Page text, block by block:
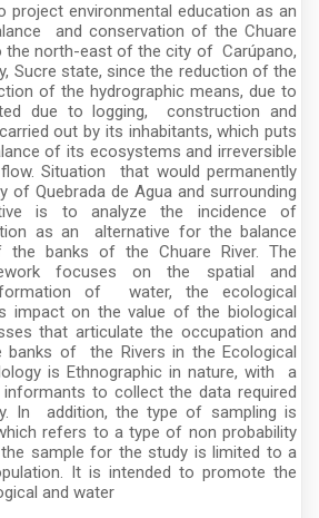
project environmental education as an
and conservation of the Chuare
the north-east of the city of Carúpano,
Sucre state, since the reduction of the
of the hydrographic means, due to
due to logging, construction and
out by its inhabitants, which puts
of its ecosystems and irreversible
Situation that would permanently
of Quebrada de Agua and surrounding
is to analyze the incidence of
as an alternative for the balance
the banks of the Chuare River. The
focuses on the spatial and
of water, the ecological
impact on the value of the biological
that articulate the occupation and
of the Rivers in the Ecological
is Ethnographic in nature, with a
to collect the data required
In addition, the type of sampling is
refers to a type of non probability
sample for the study is limited to a
It is intended to promote the
and water